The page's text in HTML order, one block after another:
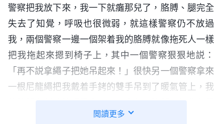
警察把我放下來，我一下就癱那兒了，胳膊、腿完全
失去了知覺，呼吸也很微弱，就這樣警察仍不放過
我，兩個警察一邊一個架着我的胳膊就像拖死人一樣
把我拖起來摁到椅子上，其中一個警察狠狠地説：
「再不説拿繩子把她吊起來！」很快另一個警察拿來
一根尼龍繩把我戴着手銬的雙手吊到了暖氣管上，我
膀就疼痛難忍。警察繼續逼問，見我還是不説，氣急
閲讀更多